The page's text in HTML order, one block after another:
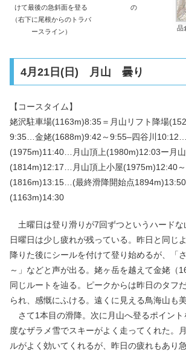
けて最後の急斜面を登る
（右下に尾根からのトラバ
ースライン）
の
品
4月21日(日) 月山 曇り
【コースタイム】
姥沢駐車場(1163m)8:35＝月山リフト降場
9:35…金姥(1688m)9:42～9:55–四谷川
(1975m)11:40…月山頂上(1980m)12:03ー月
(1814m)12:17…月山頂上小屋(1975m)12:40
(1816m)13:15…(最終滑降開始点
(1163m)14:30
土曜日は登り滑りが7回ずつというハードな
日曜日は少し疲れが残っている。昨日と同じ
降りた後にシールを付けて登り始めるが、「
～」などと声が出る。姥ヶ岳を越えて金姥（
同じルートを辿る。ピークからは昨日のタフ
られ、感慨にふける。遠くに見える鳥海山も美
さて1本目の滑降。次に月山へ登るポイント
度なザラメ雪でスキーがよく走ってくれた。
ルがよく効いてくれるが、昨日の疲れもあり